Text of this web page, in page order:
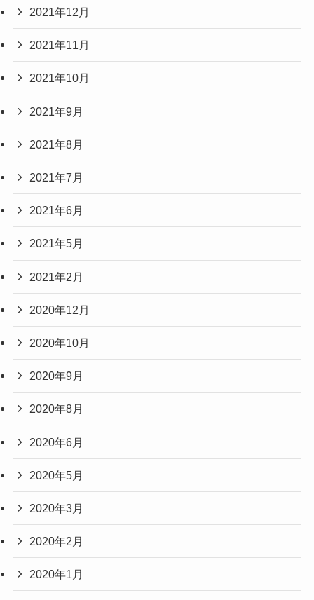
2021年12月
2021年11月
2021年10月
2021年9月
2021年8月
2021年7月
2021年6月
2021年5月
2021年2月
2020年12月
2020年10月
2020年9月
2020年8月
2020年6月
2020年5月
2020年3月
2020年2月
2020年1月